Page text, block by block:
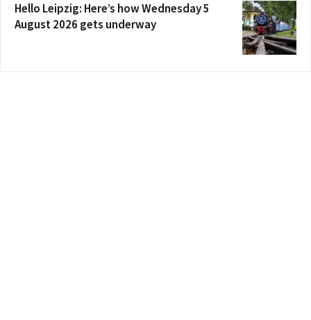
Hello Leipzig: Here’s how Wednesday 5
August 2026 gets underway